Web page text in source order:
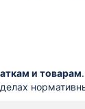
и товарам.